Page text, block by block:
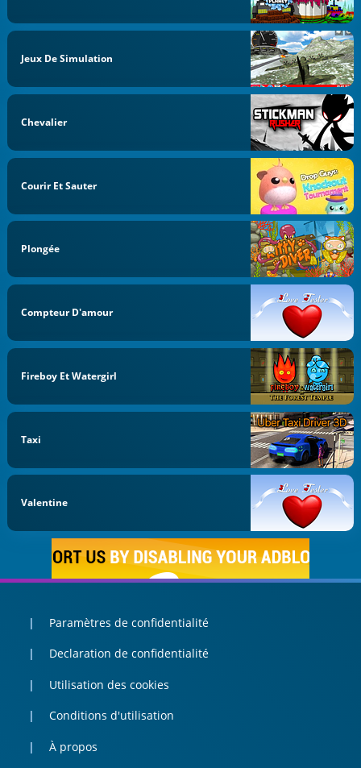
Jeux De Simulation
Chevalier
Courir Et Sauter
Plongée
Compteur D'amour
Fireboy Et Watergirl
Taxi
Valentine
Paramètres de confidentialité
Declaration de confidentialité
Utilisation des cookies
Conditions d'utilisation
À propos